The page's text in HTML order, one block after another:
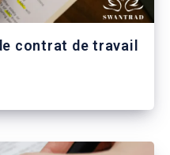
contrat de travail